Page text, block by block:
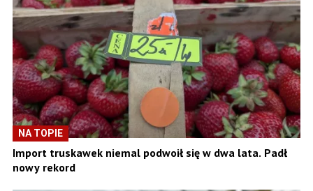
NA TOPIE
Import truskawek niemal podwoił się w dwa lata. Padł
nowy rekord